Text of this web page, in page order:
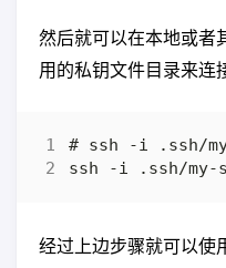
然后就可以在本地或者
用的私钥文件目录来连
经过上边步骤就可以使